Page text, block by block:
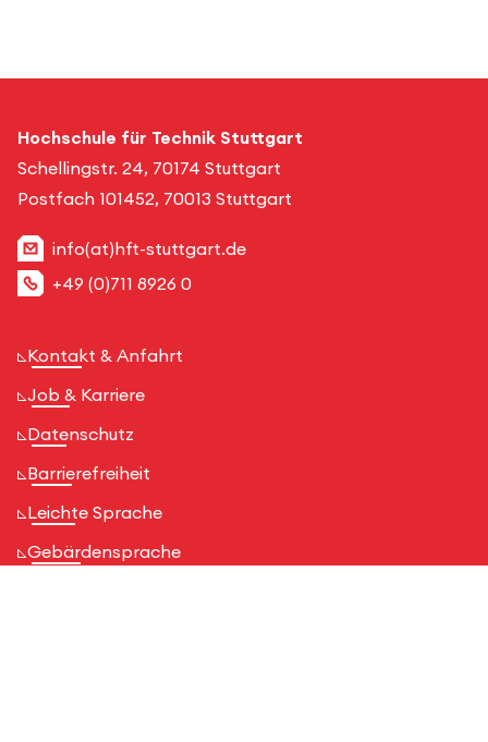
Hochschule für Technik Stuttgart
Schellingstr. 24, 70174 Stuttgart
Postfach 101452, 70013 Stuttgart
info(at)hft-stuttgart.de
+49 (0)711 8926 0
Kontakt & Anfahrt
Job & Karriere
Datenschutz
Barrierefreiheit
Leichte Sprache
Gebärdensprache